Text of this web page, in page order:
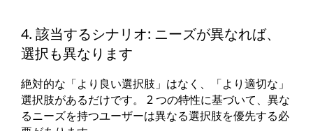
4. 該当するシナリオ: ニーズが異なれば、
選択も異なります
絶対的な「より良い選択肢」はなく、「より適切な」
選択肢があるだけです。 2 つの特性に基づいて、異な
るニーズを持つユーザーは異なる選択肢を優先する必